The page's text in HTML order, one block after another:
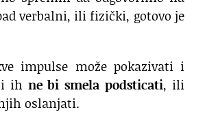
verbalni, ili fizički, gotovo je
impulse može pokazivati i
ih ne bi smela podsticati, ili
oslanjati.